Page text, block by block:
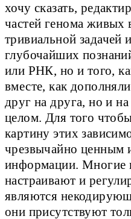
хочу сказать,
частей генома живых
тривиальной задачей
глубочайших
или РНК, но и того,
вместе, как
друг на друга, но и
целом. Для того
картину этих
чрезвычайно ценным
информации. Многие
настраивают и
являются
они присутствуют